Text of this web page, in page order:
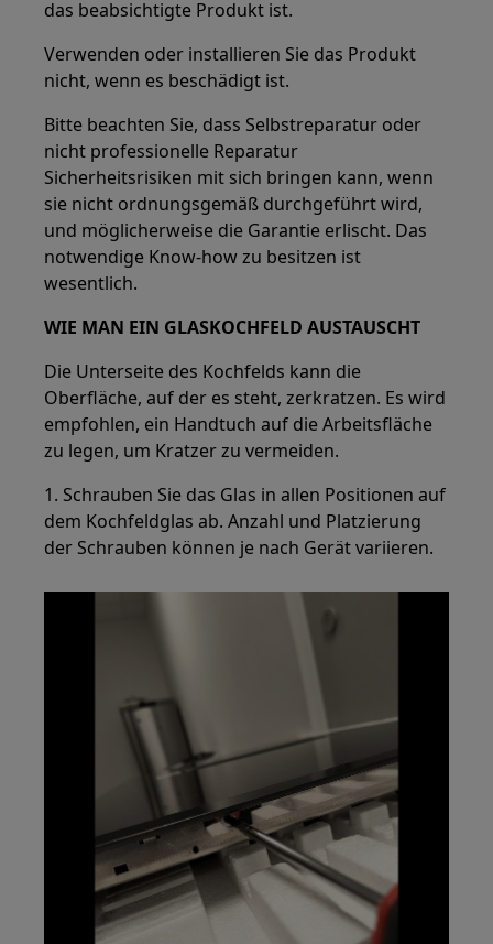
das beabsichtigte Produkt ist.
Verwenden oder installieren Sie das Produkt
nicht, wenn es beschädigt ist.
Bitte beachten Sie, dass Selbstreparatur oder
nicht professionelle Reparatur
Sicherheitsrisiken mit sich bringen kann, wenn
sie nicht ordnungsgemäß durchgeführt wird,
und möglicherweise die Garantie erlischt. Das
notwendige Know-how zu besitzen ist
wesentlich.
WIE MAN EIN GLASKOCHFELD AUSTAUSCHT
Die Unterseite des Kochfelds kann die
Oberfläche, auf der es steht, zerkratzen. Es wird
empfohlen, ein Handtuch auf die Arbeitsfläche
zu legen, um Kratzer zu vermeiden.
1. Schrauben Sie das Glas in allen Positionen auf
dem Kochfeldglas ab. Anzahl und Platzierung
der Schrauben können je nach Gerät variieren.